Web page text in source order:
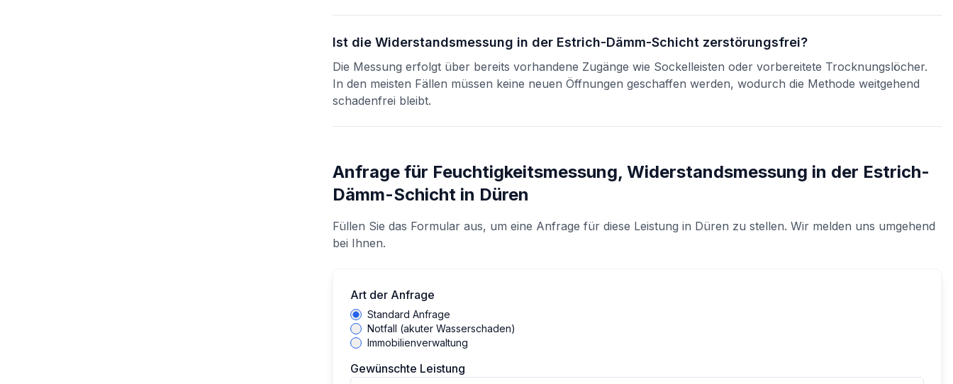
Ist die Widerstandsmessung in der Estrich-Dämm-Schicht zerstörungsfrei?
Die Messung erfolgt über bereits vorhandene Zugänge wie Sockelleisten oder vorbereitete Trocknungslöcher.
In den meisten Fällen müssen keine neuen Öffnungen geschaffen werden, wodurch die Methode weitgehend
schadenfrei bleibt.
Anfrage für Feuchtigkeitsmessung, Widerstandsmessung in der Estrich-
Dämm-Schicht in Düren
Füllen Sie das Formular aus, um eine Anfrage für diese Leistung in Düren zu stellen. Wir melden uns umgehend
bei Ihnen.
Art der Anfrage
Standard Anfrage
Notfall (akuter Wasserschaden)
Immobilienverwaltung
Gewünschte Leistung